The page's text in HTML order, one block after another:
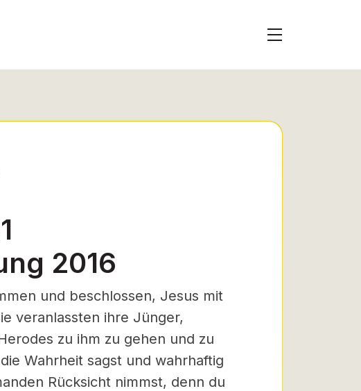
2016
und beschlossen, Jesus mit
veranlassten ihre Jünger,
zu ihm zu gehen und zu
Wahrheit sagst und wahrhaftig
Rücksicht nimmst, denn du